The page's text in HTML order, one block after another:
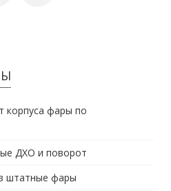
корпуса фары по
ДХО и поворот
штатные фары